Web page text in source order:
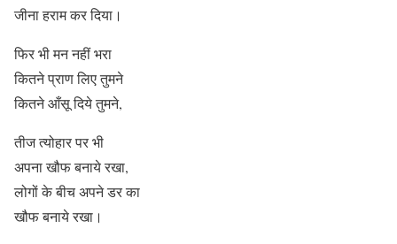
जीना हराम कर दिया।
फिर भी मन नहीं भरा
कितने प्राण लिए तुमने
कितने आँसू दिये तुमने,
तीज त्योहार पर भी
अपना खौफ बनाये रखा,
लोगों के बीच अपने डर का
खौफ बनाये रखा।